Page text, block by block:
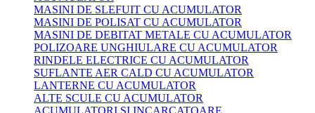
MASINI DE SLEFUIT CU ACUMULATOR
MASINI DE POLISAT CU ACUMULATOR
MASINI DE DEBITAT METALE CU ACUMULATOR
POLIZOARE UNGHIULARE CU ACUMULATOR
RINDELE ELECTRICE CU ACUMULATOR
SUFLANTE AER CALD CU ACUMULATOR
LANTERNE CU ACUMULATOR
ALTE SCULE CU ACUMULATOR
ACUMULATORI SI INCARCATOARE